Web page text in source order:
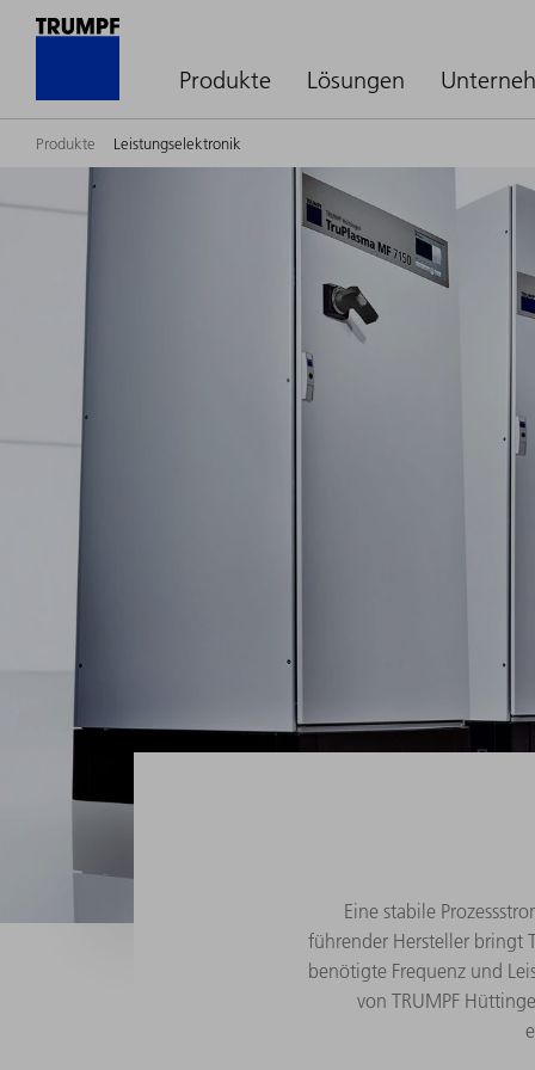
Produkte Lösungen
Produkte Leistungselektronik
Eine stabile
führender Hersteller bringt
benötigte Frequenz und
von TRUMPF